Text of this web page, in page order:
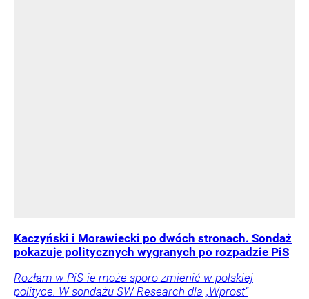
Kaczyński i Morawiecki po dwóch stronach. Sondaż
pokazuje politycznych wygranych po rozpadzie PiS
Rozłam w PiS-ie może sporo zmienić w polskiej
polityce. W sondażu SW Research dla „Wprost”